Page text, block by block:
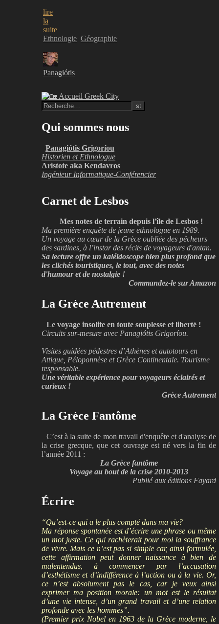
lire
la
suite
Ethnologie Géographie
Panagiótis
Qui sommes nous
Panagiótis Grigoríou
Historien et Ethnologue
Aristote aka Kendavros
Ingénieur Informatique-Conférencier
Carnet de Lesbos
Mes notes de terrain depuis l'île de Lesbos !
Ma première enquête de jeune ethnologue en 1989.
Un voyage au cœur de la Grèce oubliée des pêcheurs
des sardines, à l’instar des récits de voyageurs d'antan.
Sa lecture offre un kaléidoscope bien plus profond que
les clichés touristiques, le tout, avec des notes
d'humour et de nostalgie !
Commandez-le sur Amazon
La Grèce Autrement
Le voyage insolite en toute souplesse et liberté !
Circuits sur-mesure avec Panagiótis Grigoríou.
Visites guidées pédestres d’Athènes et autotours en
Attique, Péloponnèse et Grèce Continentale. Tourisme
responsable.
Une véritable expérience pour voyageurs éclairés et
curieux !
Grèce Autrement
La Grèce Fantôme
C’est à la suite de mon travail d'enquête et d'analyse de
la crise grecque, que cet ouvrage est né vers la fin de
l’année 2011 :
La Grèce fantôme
Voyage au bout de la crise 2010-2013
Publié aux éditions Fayard
Écrire
“Qu’est-ce qui a le plus compté dans ma vie?
Ma réponse spontanée est d’écrire une phrase ou même
un mot juste. Ce qui rachèterait pour moi la souffrance
de vivre. Mais ce n’est pas si simple car, ainsi formulée,
cette affirmation peut donner naissance à bien de
malentendus, à commencer par l’accusation
d’esthétisme et d’indifférence à l’action ou à la vie. Or,
ce n’est absolument pas le cas, car je veux ainsi
exprimer ma position morale: un mot est le résultat
d’une vie intense, d’un grand travail et d’une relation
profonde avec les hommes”.
(Premier prix Nobel en 1963 de la Grèce moderne, le